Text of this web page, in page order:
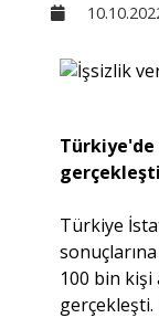
Türkiye'de
Türkiye
100 bin kişi
gerçekleşti.